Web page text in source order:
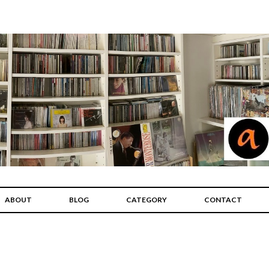
ABOUT BLOG CATEGORY CONTACT